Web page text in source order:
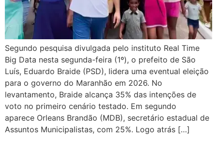
Segundo pesquisa divulgada pelo instituto Real Time
Big Data nesta segunda-feira (1º), o prefeito de São
Luís, Eduardo Braide (PSD), lidera uma eventual eleição
para o governo do Maranhão em 2026. No
levantamento, Braide alcança 35% das intenções de
voto no primeiro cenário testado. Em segundo
aparece Orleans Brandão (MDB), secretário estadual de
Assuntos Municipalistas, com 25%. Logo atrás […]